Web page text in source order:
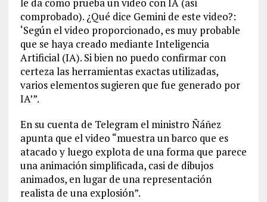
comprobado). ¿Qué dice Gemini de este video?:
‘Según el video proporcionado, es muy probable
que se haya creado mediante Inteligencia
Artificial (IA). Si bien no puedo confirmar con
certeza las herramientas exactas utilizadas,
varios elementos sugieren que fue generado por
IA’”.
En su cuenta de Telegram el ministro Ñáñez
apunta que el video “muestra un barco que es
atacado y luego explota de una forma que parece
una animación simplificada, casi de dibujos
animados, en lugar de una representación
realista de una explosión”.